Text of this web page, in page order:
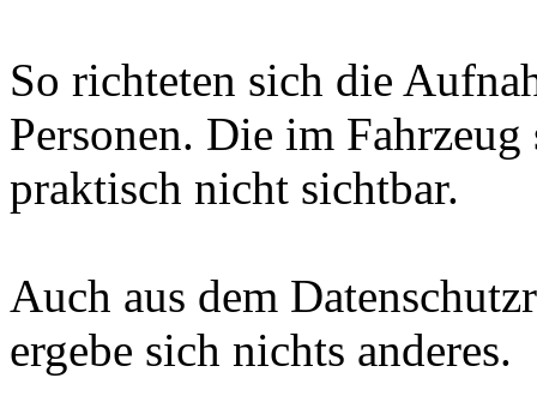
So richteten sich die
Personen. Die im Fahrzeug
praktisch nicht sichtbar.
Auch aus dem
ergebe sich nichts anderes.